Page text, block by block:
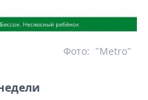
"Metro"
Фото: